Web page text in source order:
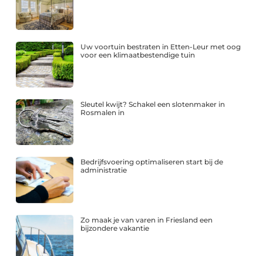
Uw voortuin bestraten in Etten-Leur met oog
voor een klimaatbestendige tuin
Sleutel kwijt? Schakel een slotenmaker in
Rosmalen in
Bedrijfsvoering optimaliseren start bij de
administratie
Zo maak je van varen in Friesland een
bijzondere vakantie